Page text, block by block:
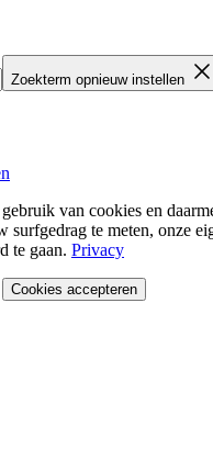
Zoekterm opnieuw instellen
van cookies en
surfgedrag te meten, onze
te gaan. Privacy
Cookies accepteren